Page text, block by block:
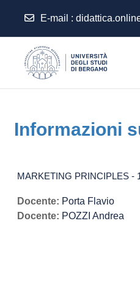
E-mail :
Informazioni
MARKETING PRINCIPLES -
Docente: Porta Flavio
Docente: POZZI Andrea